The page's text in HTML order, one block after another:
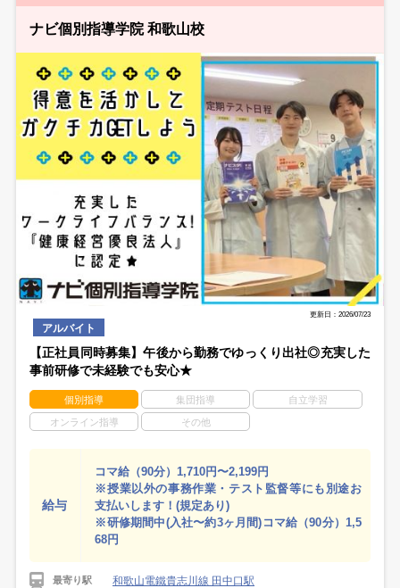
ナビ個別指導学院 和歌山校
更新日：2026/07/23
アルバイト
【正社員同時募集】午後から勤務でゆっくり出社◎充実した
事前研修で未経験でも安心★
個別指導 集団指導 自立学習
オンライン指導 その他
給与
コマ給（90分）1,710円〜2,199円
※授業以外の事務作業・テスト監督等にも別途お
支払いします！(規定あり)
※研修期間中(入社〜約3ヶ月間)コマ給（90分）1,5
68円
最寄り駅 和歌山電鐵貴志川線 田中口駅